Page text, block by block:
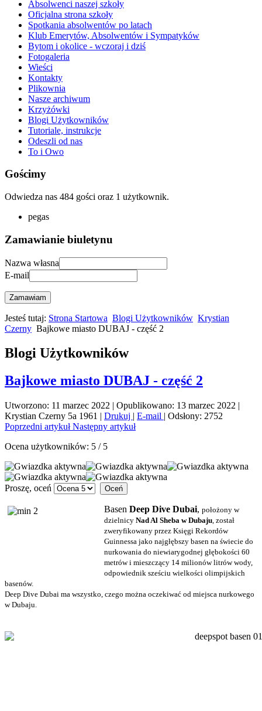
Absolwenci naszej szkoły
Oficjalna strona szkoły
Spotkania absolwentów po latach
Klub Emerytów, Absolwentów i Sympatyków
Bytom i okolice - wczoraj i dziś
Fotogaleria
Wieści
Kontakty
Plikownia
Nasze archiwum
Krzyżówki
Blogi Użytkowników
Tutoriale, instrukcje
Odeszli od nas
To i Owo
Gościmy
Odwiedza nas 484 gości oraz 1 użytkownik.
pegas
Zamawianie biuletynu
Nazwa własna
E-mail
Zamawiam
Jesteś tutaj: Strona Startowa Blogi Użytkowników Krystian
Czerny Bajkowe miasto DUBAJ - część 2
Blogi Użytkowników
Bajkowe miasto DUBAJ - część 2
Utworzono: 11 marzec 2022 | Opublikowano: 13 marzec 2022 |
Krystian Czerny 5a 1961 | Drukuj | E-mail | Odsłony: 2752
Poprzedni artykuł Następny artykuł
Ocena użytkowników: 5 / 5
Proszę, oceń
Basen Deep Dive Dubai, położony w
dzielnicy Nad Al Sheba w Dubaju, został
zweryfikowany przez Księgi Rekordów
Guinnessa jako najgłębszy basen na świecie do
nurkowania do niewiarygodnej głębokości 60
metrów i mieszczący 14 milionów litrów wody,
odpowiednik sześciu wielkości olimpijskich
basenów.
Deep Dive Dubai ma wszystko, czego można oczekiwać od miejsca nurkowego
w Dubaju.